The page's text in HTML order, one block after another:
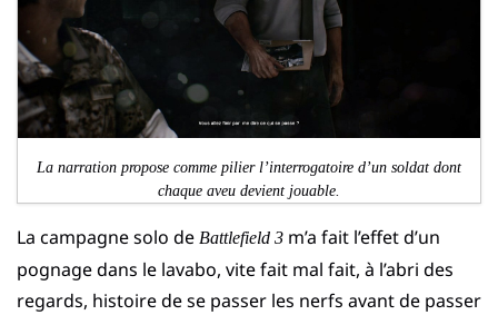
La narration propose comme pilier l’interrogatoire d’un soldat dont
chaque aveu devient jouable.
La campagne solo de Battlefield 3 m’a fait l’effet d’un
pognage dans le lavabo, vite fait mal fait, à l’abri des
regards, histoire de se passer les nerfs avant de passer